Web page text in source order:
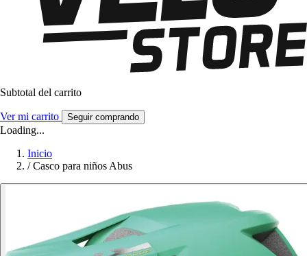
Subtotal del carrito
Ver mi carrito Seguir comprando
Loading...
Inicio
/ Casco para niños Abus